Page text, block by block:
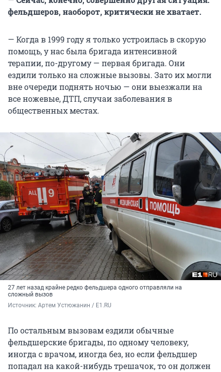
фельдшеров, наоборот, критически не хватает.
— Когда в 1999 году я только устроилась в скорую
помощь, у нас была бригада интенсивной
терапии, по-другому — первая бригада. Они
ездили только на сложные вызовы. Зато их могли
вне очереди поднять ночью — они выезжали на
все ножевые, ДТП, случаи заболевания в
общественных местах.
27 лет назад крайне редко фельдшера одного отправляли на
сложный вызов
Источник: Артем Устюжанин / E1.RU
По остальным вызовам ездили обычные
фельдшерские бригады, по одному человеку,
иногда с врачом, иногда без, но если фельдшер
попадал на какой-нибудь трешачок, то он должен